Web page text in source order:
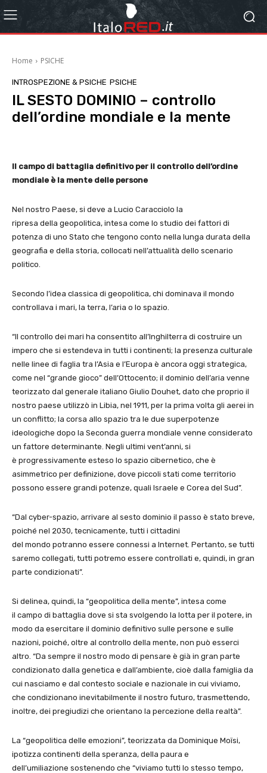
Home PSICHE
INTROSPEZIONE & PSICHE PSICHE
IL SESTO DOMINIO – controllo
dell’ordine mondiale e la mente
Il campo di battaglia definitivo per il controllo dell’ordine
mondiale è la mente delle persone
Nel nostro Paese, si deve a Lucio Caracciolo la
ripresa della geopolitica, intesa come lo studio dei fattori di
potenza di uno Stato che tengono conto nella lunga durata della
geografia e della storia, collocati nell’attualità dello scenario
politico.
Secondo l’idea classica di geopolitica, chi dominava il mondo
controllava i mari, la terra, l’aria o lo spazio.
“Il controllo dei mari ha consentito all’Inghilterra di costruire un
impero che si estendeva in tutti i continenti; la presenza culturale
nelle linee di faglia tra l’Asia e l’Europa è ancora oggi strategica,
come nel “grande gioco” dell’Ottocento; il dominio dell’aria venne
teorizzato dal generale italiano Giulio Douhet, dato che proprio il
nostro paese utilizzò in Libia, nel 1911, per la prima volta gli aerei in
un conflitto; la corsa allo spazio tra le due superpotenze
ideologiche dopo la Seconda guerra mondiale venne considerato
un fattore determinante. Negli ultimi vent’anni, si
è progressivamente esteso lo spazio cibernetico, che è
asimmetrico per definizione, dove piccoli stati come territorio
possono essere grandi potenze, quali Israele e Corea del Sud”.
“Dal cyber-spazio, arrivare al sesto dominio il passo è stato breve,
poiché nel 2030, tecnicamente, tutti i cittadini
del mondo potranno essere connessi a Internet. Pertanto, se tutti
saremo collegati, tutti potremo essere controllati e, quindi, in gran
parte condizionati”.
Si delinea, quindi, la “geopolitica della mente”, intesa come
il campo di battaglia dove si sta svolgendo la lotta per il potere, in
modo da esercitare il dominio definitivo sulle persone e sulle
nazioni, poiché, oltre al controllo della mente, non può esserci
altro. “Da sempre il nostro modo di pensare è già in gran parte
condizionato dalla genetica e dall’ambiente, cioè dalla famiglia da
cui nasciamo e dal contesto sociale e nazionale in cui viviamo,
che condizionano inevitabilmente il nostro futuro, trasmettendo,
inoltre, dei pregiudizi che orientano la percezione della realtà”.
La “geopolitica delle emozioni”, teorizzata da Dominique Moïsi,
ipotizza continenti della speranza, della paura e
dell’umiliazione sostenendo che “viviamo tutti lo stesso tempo,